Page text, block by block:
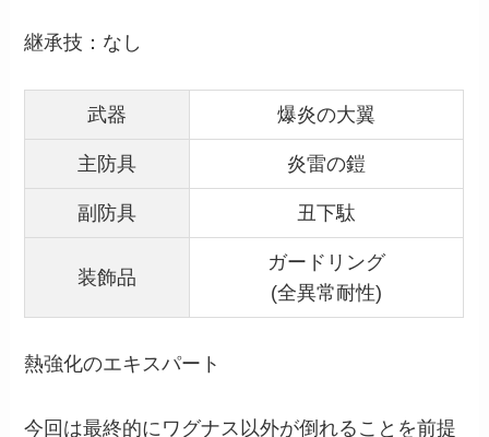
継承技：なし
武器 爆炎の大翼
主防具 炎雷の鎧
副防具 丑下駄
装飾品
ガードリング
(全異常耐性)
熱強化のエキスパート
今回は最終的にワグナス以外が倒れることを前提